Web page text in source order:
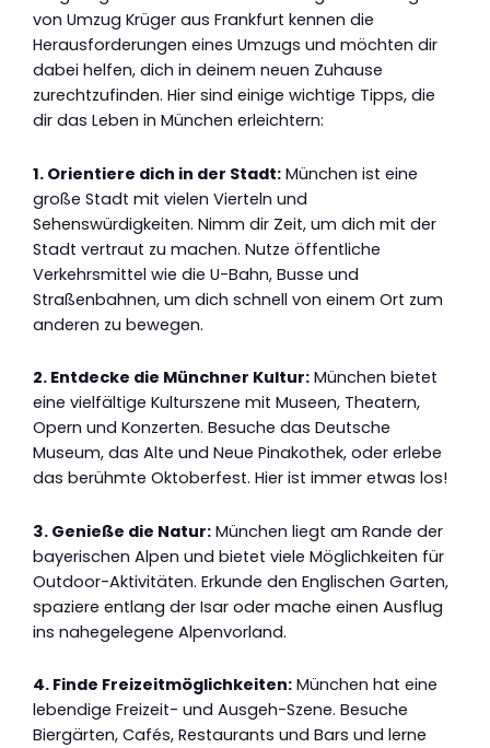
von Umzug Krüger aus Frankfurt kennen die
Herausforderungen eines Umzugs und möchten dir
dabei helfen, dich in deinem neuen Zuhause
zurechtzufinden. Hier sind einige wichtige Tipps, die
dir das Leben in München erleichtern:
1. Orientiere dich in der Stadt: München ist eine
große Stadt mit vielen Vierteln und
Sehenswürdigkeiten. Nimm dir Zeit, um dich mit der
Stadt vertraut zu machen. Nutze öffentliche
Verkehrsmittel wie die U-Bahn, Busse und
Straßenbahnen, um dich schnell von einem Ort zum
anderen zu bewegen.
2. Entdecke die Münchner Kultur: München bietet
eine vielfältige Kulturszene mit Museen, Theatern,
Opern und Konzerten. Besuche das Deutsche
Museum, das Alte und Neue Pinakothek, oder erlebe
das berühmte Oktoberfest. Hier ist immer etwas los!
3. Genieße die Natur: München liegt am Rande der
bayerischen Alpen und bietet viele Möglichkeiten für
Outdoor-Aktivitäten. Erkunde den Englischen Garten,
spaziere entlang der Isar oder mache einen Ausflug
ins nahegelegene Alpenvorland.
4. Finde Freizeitmöglichkeiten: München hat eine
lebendige Freizeit- und Ausgeh-Szene. Besuche
Biergärten, Cafés, Restaurants und Bars und lerne